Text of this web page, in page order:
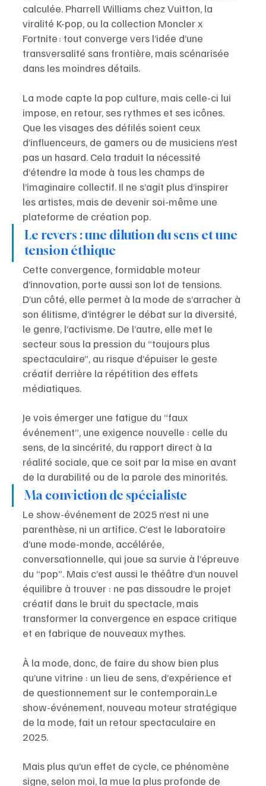
calculée. Pharrell Williams chez Vuitton, la
viralité K-pop, ou la collection Moncler x
Fortnite : tout converge vers l’idée d’une
transversalité sans frontière, mais scénarisée
dans les moindres détails.
La mode capte la pop culture, mais celle-ci lui
impose, en retour, ses rythmes et ses icônes.
Que les visages des défilés soient ceux
d’influenceurs, de gamers ou de musiciens n’est
pas un hasard. Cela traduit la nécessité
d’étendre la mode à tous les champs de
l’imaginaire collectif. Il ne s’agit plus d’inspirer
les artistes, mais de devenir soi-même une
plateforme de création pop.
Le revers : une dilution du sens et une
tension éthique
Cette convergence, formidable moteur
d’innovation, porte aussi son lot de tensions.
D’un côté, elle permet à la mode de s’arracher à
son élitisme, d’intégrer le débat sur la diversité,
le genre, l’activisme. De l’autre, elle met le
secteur sous la pression du “toujours plus
spectaculaire”, au risque d’épuiser le geste
créatif derrière la répétition des effets
médiatiques.
Je vois émerger une fatigue du “faux
événement”, une exigence nouvelle : celle du
sens, de la sincérité, du rapport direct à la
réalité sociale, que ce soit par la mise en avant
de la durabilité ou de la parole des minorités.
Ma conviction de spécialiste
Le show-événement de 2025 n’est ni une
parenthèse, ni un artifice. C’est le laboratoire
d’une mode-monde, accélérée,
conversationnelle, qui joue sa survie à l’épreuve
du “pop”. Mais c’est aussi le théâtre d’un nouvel
équilibre à trouver : ne pas dissoudre le projet
créatif dans le bruit du spectacle, mais
transformer la convergence en espace critique
et en fabrique de nouveaux mythes.
À la mode, donc, de faire du show bien plus
qu’une vitrine : un lieu de sens, d’expérience et
de questionnement sur le contemporain.Le
show-événement, nouveau moteur stratégique
de la mode, fait un retour spectaculaire en
2025.
Mais plus qu’un effet de cycle, ce phénomène
signe, selon moi, la mue la plus profonde de